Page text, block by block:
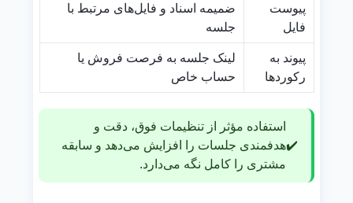
پیوست
فایل
ضمیمه اسناد و فایل‌های مرتبط با
جلسه
پیوند به
رکوردها
لینک جلسه به فرصت فروش یا
حساب خاص
✔️
استفاده مؤثر از تنظیمات فوق، دقت و
هدفمندی جلسات را افزایش می‌دهد و سابقه
مشتری را کامل نگه می‌دارد.